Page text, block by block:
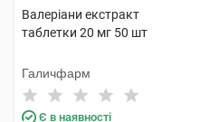
Валеріани екстракт
таблетки 20 мг 50 шт
Галичфарм
Є в наявності